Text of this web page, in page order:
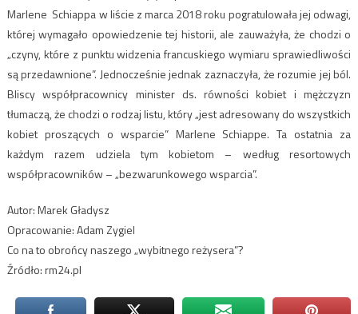
Marlene Schiappa w liście z marca 2018 roku pogratulowała jej odwagi,
której wymagało opowiedzenie tej historii, ale zauważyła, że chodzi o
„czyny, które z punktu widzenia francuskiego wymiaru sprawiedliwości
są przedawnione”. Jednocześnie jednak zaznaczyła, że rozumie jej ból.
Bliscy współpracownicy minister ds. równości kobiet i mężczyzn
tłumaczą, że chodzi o rodzaj listu, który „jest adresowany do wszystkich
kobiet proszących o wsparcie” Marlene Schiappe. Ta ostatnia za
każdym razem udziela tym kobietom – według resortowych
współpracowników – „bezwarunkowego wsparcia”.
Autor:Marek Gładysz
Opracowanie:Adam Zygiel
Co na to obrońcy naszego „wybitnego reżysera”?
Źródło: rm24.pl